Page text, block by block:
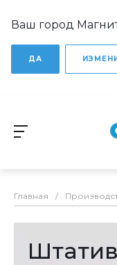
Ваш город
ДА
Главная /